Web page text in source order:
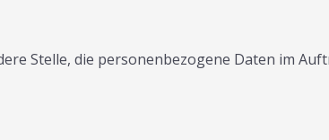
Stelle, die personenbezogene Daten im